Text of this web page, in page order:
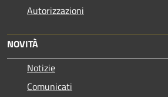
Autorizzazioni
NOVITÀ
Notizie
Comunicati